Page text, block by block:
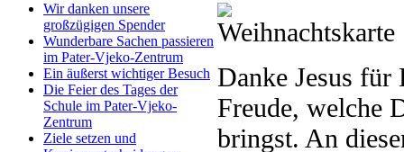
Wir danken unsere
großzügigen Spender
Wunderbare Sachen passieren
im Pater-Vjeko-Zentrum
Ein äußerst wichtiger Besuch
Die Feier des Tages der
Schule im Pater-Vjeko-
Zentrum
Ziele setzen und
Danke Jesus für
Freude, welche
bringst. An